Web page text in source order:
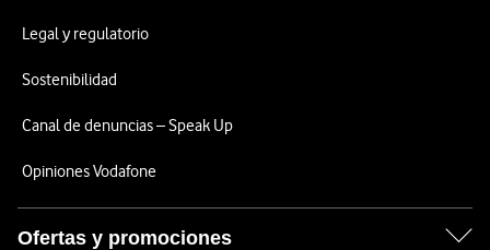
Legal y regulatorio
Sostenibilidad
Canal de denuncias – Speak Up
Opiniones Vodafone
Ofertas y promociones